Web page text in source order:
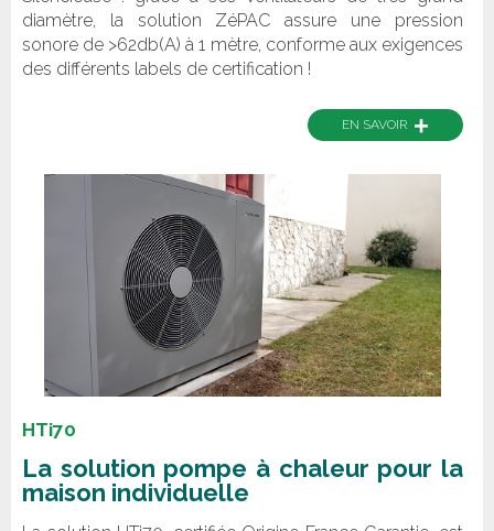
diamètre, la solution ZéPAC assure une pression
sonore de >62db(A) à 1 mètre, conforme aux exigences
des différents labels de certification !
EN SAVOIR +
HTi70
La solution pompe à chaleur pour la
maison individuelle